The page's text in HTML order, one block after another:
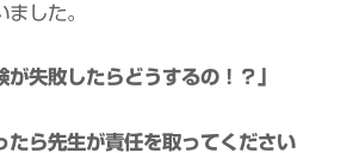
した。
が失敗したらどうするの！？」
たら先生が責任を取ってください